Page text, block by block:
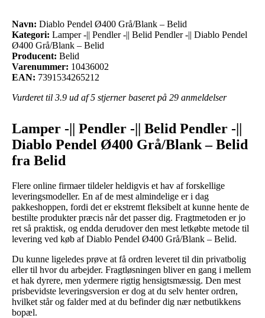
Navn: Diablo Pendel Ø400 Grå/Blank – Belid
Kategori: Lamper -|| Pendler -|| Belid Pendler -|| Diablo Pendel
Ø400 Grå/Blank – Belid
Producent: Belid
Varenummer: 10436002
EAN: 7391534265212
Vurderet til 3.9 ud af 5 stjerner baseret på 29 anmeldelser
Lamper -|| Pendler -|| Belid Pendler -||
Diablo Pendel Ø400 Grå/Blank – Belid
fra Belid
Flere online firmaer tildeler heldigvis et hav af forskellige
leveringsmodeller. En af de mest almindelige er i dag
pakkeshoppen, fordi det er ekstremt fleksibelt at kunne hente de
bestilte produkter præcis når det passer dig. Fragtmetoden er jo
ret så praktisk, og endda derudover den mest letkøbte metode til
levering ved køb af Diablo Pendel Ø400 Grå/Blank – Belid.
Du kunne ligeledes prøve at få ordren leveret til din privatbolig
eller til hvor du arbejder. Fragtløsningen bliver en gang i mellem
et hak dyrere, men ydermere rigtig hensigtsmæssig. Den mest
prisbevidste leveringsversion er dog at du selv henter ordren,
hvilket står og falder med at du befinder dig nær netbutikkens
bopæl.